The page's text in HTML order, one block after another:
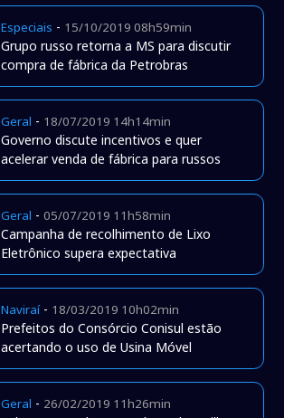
Especiais - 15/10/2019 08h59min
Grupo russo retorna a MS para discutir
compra de fábrica da Petrobras
Geral - 18/07/2019 14h14min
Governo discute incentivos e quer
acelerar venda de fábrica para russos
Geral -05/07/2019 11h58min
Campanha de recolhimento de Lixo
Eletrônico supera expectativa
Naviraí- 18/03/2019 10h02min
Prefeitos do Consórcio Conisul estão
acertando o uso de Usina Móvel
Geral - 26/02/2019 11h26min